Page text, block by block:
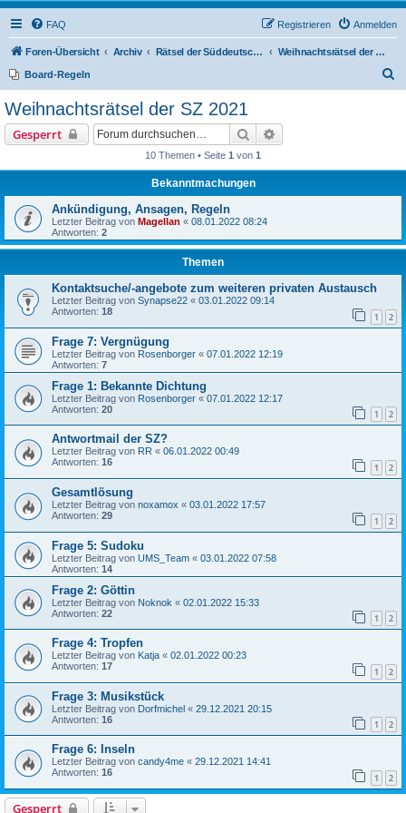
FAQ Anmelden
Registrieren
Foren-Übersicht Archiv Rätsel der Süddeutschen Zeitung Weihnachtsrätsel der SZ 2021
Board-Regeln
Weihnachtsrätsel der SZ 2021
Gesperrt Suche
10 Themen • Seite 1 von 1
Bekanntmachungen
Ankündigung, Ansagen, Regeln
Letzter Beitrag von Magellan « 08.01.2022 08:24
Antworten: 2
Themen
Kontaktsuche/-angebote zum weiteren privaten Austausch
Letzter Beitrag von Synapse22 « 03.01.2022 09:14
Antworten: 18 1 2
Frage 7: Vergnügung
Letzter Beitrag von Rosenborger « 07.01.2022 12:19
Antworten: 7
Frage 1: Bekannte Dichtung
Letzter Beitrag von Rosenborger « 07.01.2022 12:17
Antworten: 20 1 2
Antwortmail der SZ?
Letzter Beitrag von RR « 06.01.2022 00:49
Antworten: 16 1 2
Gesamtlösung
Letzter Beitrag von noxamox « 03.01.2022 17:57
Antworten: 29 1 2
Frage 5: Sudoku
Letzter Beitrag von UMS_Team « 03.01.2022 07:58
Antworten: 14
Frage 2: Göttin
Letzter Beitrag von Noknok « 02.01.2022 15:33
Antworten: 22 1 2
Frage 4: Tropfen
Letzter Beitrag von Katja « 02.01.2022 00:23
Antworten: 17 1 2
Frage 3: Musikstück
Letzter Beitrag von Dorfmichel « 29.12.2021 20:15
Antworten: 16 1 2
Frage 6: Inseln
Letzter Beitrag von candy4me « 29.12.2021 14:41
Antworten: 16 1 2
Gesperrt